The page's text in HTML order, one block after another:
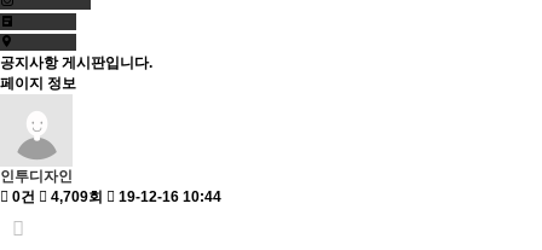
공지사항 게시판입니다.
페이지 정보
인투디자인
0건
4,709회 19-12-16 10:44